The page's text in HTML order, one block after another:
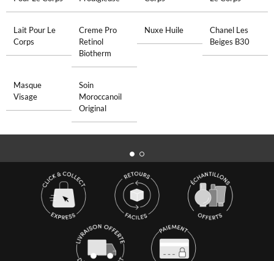
Lait Pour Le
Corps
Creme Pro
Retinol
Biotherm
Nuxe Huile
Chanel Les
Beiges B30
Masque
Visage
Soin
Moroccanoil
Original